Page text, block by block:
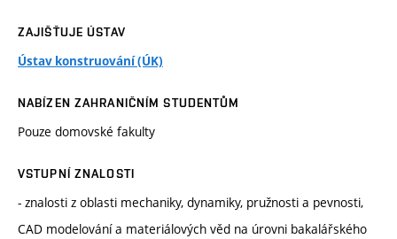
ZAJIŠŤUJE ÚSTAV
Ústav konstruování (ÚK)
NABÍZEN ZAHRANIČNÍM STUDENTŮM
Pouze domovské fakulty
VSTUPNÍ ZNALOSTI
- znalosti z oblasti mechaniky, dynamiky, pružnosti a pevnosti,
CAD modelování a materiálových věd na úrovni bakalářského